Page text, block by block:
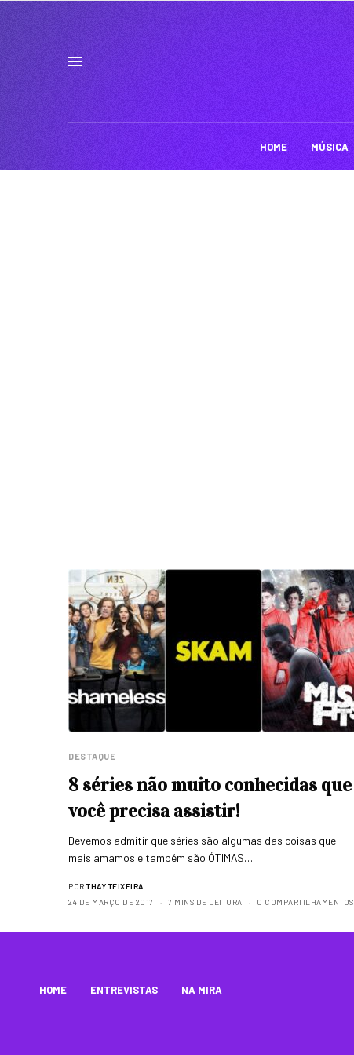
HOME MÚSICA
DESTAQUE
8 séries não muito conhecidas que
você precisa assistir!
Devemos admitir que séries são algumas das coisas que
mais amamos e também são ÓTIMAS…
POR THAY TEIXEIRA
24 DE MARÇO DE 2017
7 MINS DE LEITURA 0 COMPARTILHAMENTOS
HOME ENTREVISTAS NA MIRA